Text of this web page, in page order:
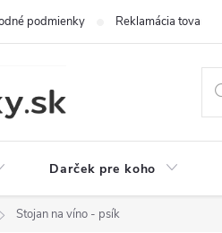
podmienky Reklamácia tovaru
Darček pre koho
Stojan na víno - psík